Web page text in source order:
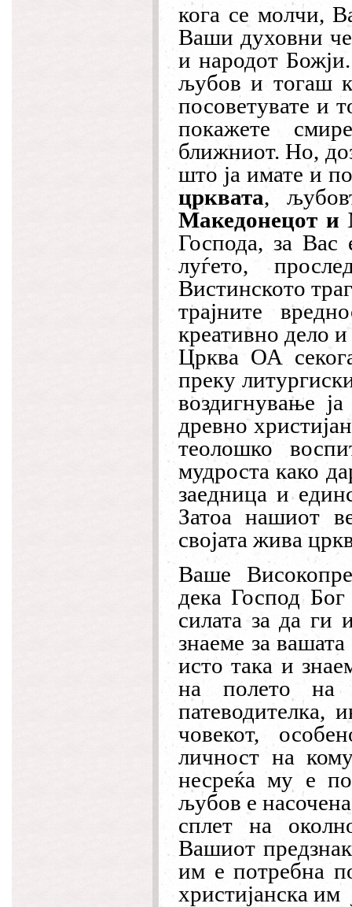
кога се молчи,
Ваши духовни
и народот
љубов и тогаш
посоветувате и
покажете
ближниот. Но,
што ја имате и
црквата,
Македонецот и
Господа, за Вас
луѓето,
Вистинското
трајните
креативно дело
Црква ОА
преку
воздигнување
древно
теолошко
мудроста како
заедница и
Затоа нашиот
својата жива
Ваше
дека Господ
силата за да ги
знаеме за
исто така и
на полето на
патеводителка,
човекот,
личност на
несреќа му е
љубов е
сплет на
Вашиот
им е потребна
христијанска им